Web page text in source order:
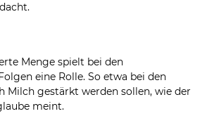
Menge spielt bei den
eine Rolle. So etwa bei den
Milch gestärkt werden sollen, wie der
meint.